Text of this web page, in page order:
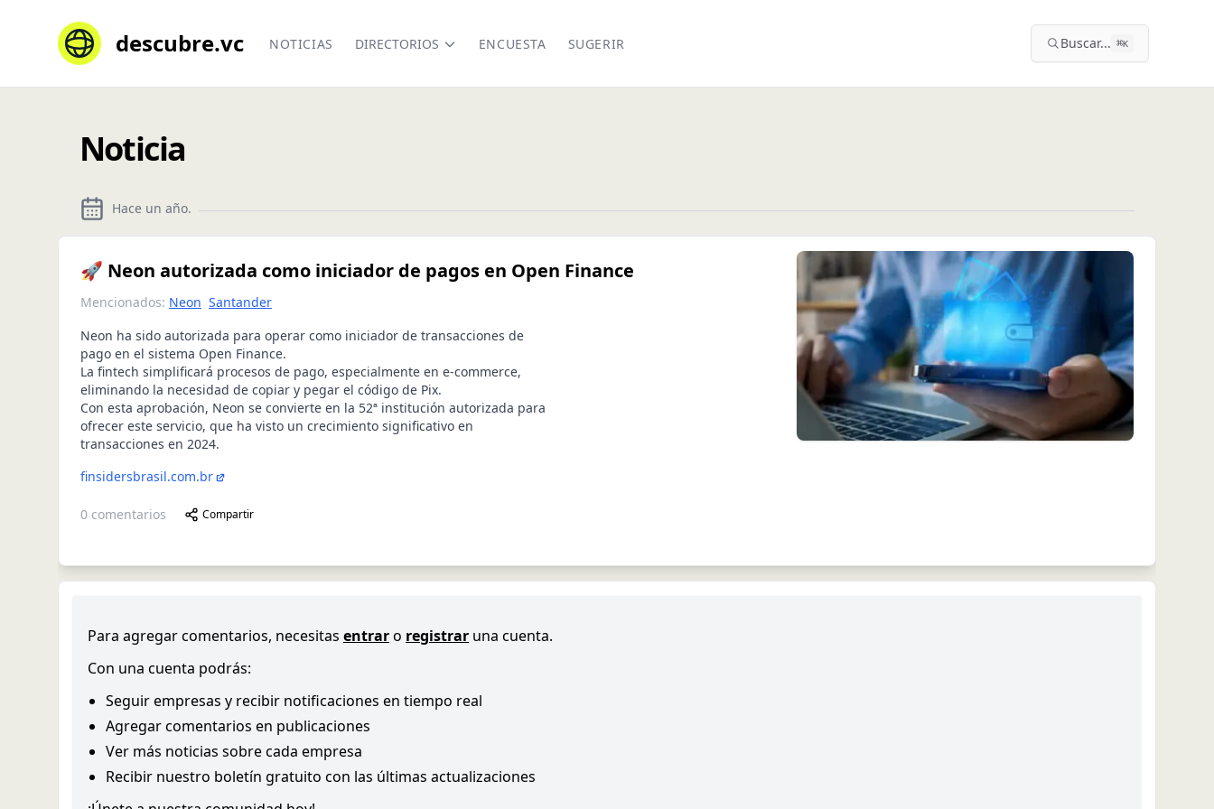
descubre.vc NOTICIAS DIRECTORIOS ENCUESTA SUGERIR Buscar... ⌘K
Noticia
Hace un año.
🚀 Neon autorizada como iniciador de pagos en Open Finance
Mencionados: Neon Santander
Neon ha sido autorizada para operar como iniciador de transacciones de
pago en el sistema Open Finance.
La fintech simplificará procesos de pago, especialmente en e-commerce,
eliminando la necesidad de copiar y pegar el código de Pix.
Con esta aprobación, Neon se convierte en la 52ª institución autorizada para
ofrecer este servicio, que ha visto un crecimiento significativo en
transacciones en 2024.
finsidersbrasil.com.br
0 comentarios Compartir
Para agregar comentarios, necesitas entraro registrar una cuenta.
Con una cuenta podrás:
Seguir empresas y recibir notificaciones en tiempo real
Agregar comentarios en publicaciones
Ver más noticias sobre cada empresa
Recibir nuestro boletín gratuito con las últimas actualizaciones